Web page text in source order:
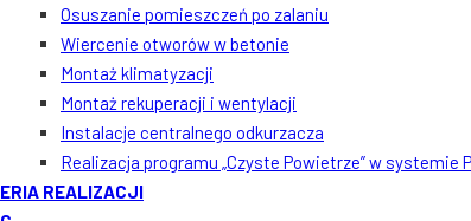
Osuszanie pomieszczeń po zalaniu
Wiercenie otworów w betonie
Montaż klimatyzacji
Montaż rekuperacji i wentylacji
Instalacje centralnego odkurzacza
Realizacja programu „Czyste Powietrze” w systemie
REALIZACJI